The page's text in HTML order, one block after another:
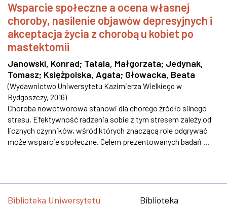
Wsparcie społeczne a ocena własnej
choroby, nasilenie objawów depresyjnych i
akceptacja życia z chorobą u kobiet po
mastektomii
Janowski, Konrad; Tatala, Małgorzata; Jedynak,
Tomasz; Księżpolska, Agata; Głowacka, Beata
(Wydawnictwo Uniwersytetu Kazimierza Wielkiego w
Bydgoszczy, 2016)
Choroba nowotworowa stanowi dla chorego źródło silnego
stresu. Efektywność radzenia sobie z tym stresem zależy od
licznych czynników, wśród których znaczącą role odgrywać
może wsparcie społeczne. Celem prezentowanych badań ...
Biblioteka Uniwersytetu Biblioteka